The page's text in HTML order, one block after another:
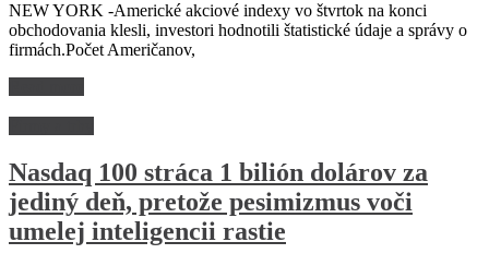
NEW YORK -Americké akciové indexy vo štvrtok na konci
obchodovania klesli, investori hodnotili štatistické údaje a správy o
firmách.Počet Američanov,
Nasdaq 100 stráca 1 bilión dolárov za
jediný deň, pretože pesimizmus voči
umelej inteligencii rastie